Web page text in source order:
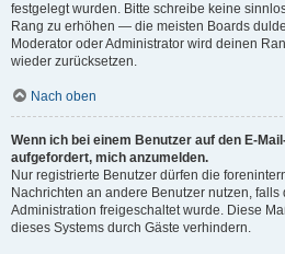
festgelegt wurden. Bitte schreibe keine
Rang zu erhöhen — die meisten Boards
Moderator oder Administrator wird deinen
wieder zurücksetzen.
Nach oben
Wenn ich bei einem Benutzer auf den E-
aufgefordert, mich anzumelden.
Nur registrierte Benutzer dürfen die
Nachrichten an andere Benutzer nutzen,
Administration freigeschaltet wurde. Diese
dieses Systems durch Gäste verhindern.